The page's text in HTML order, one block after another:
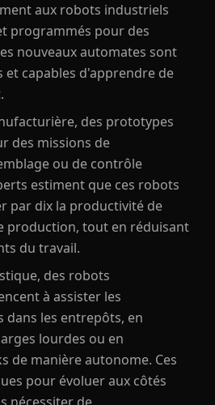
aux robots industriels
programmés pour des
nouveaux automates sont
et capables d'apprendre de
des prototypes
des missions de
ou de contrôle
estiment que ces robots
par dix la productivité de
production, tout en réduisant
du travail.
des robots
à assister les
les entrepôts, en
lourdes ou en
de manière autonome. Ces
pour évoluer aux côtés